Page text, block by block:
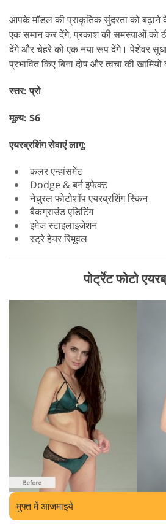
आपके मॉडल की प्राकृतिक सुंदरता को बढ़ाने
एक समान कर देंगे, प्रकाश की समस्याओं को
देंगे और चेहरे को एक नया रूप देंगे। पेशेवर
प्रभावित किए बिना दोष और त्वचा की
स्तर: प्रो
मूल्य: $6
एयरब्रशिंग सेवाएं लागू:
कलर एन्हांसमेंट
Dodge & बर्न इफेक्ट
नेचुरल फोटोशॉप एयरब्रशिंग स्किन
बैकग्राउंड एडिटिंग
इमेज स्टाइलाइजेशन
स्ट्रे हेयर रिमूवल
पोर्ट्रेट फोटो
मुफ्त में आजमाइये